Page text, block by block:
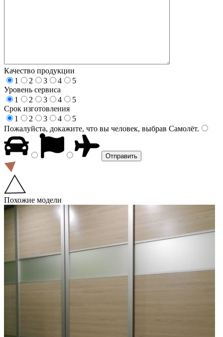
Качество продукции
1
2 3 4
5
Уровень сервиса
1
2 3 4
5
Срок изготовления
1
2 3 4
5
Пожалуйста, докажите, что вы человек, выбрав Самолёт.
Похожие модели